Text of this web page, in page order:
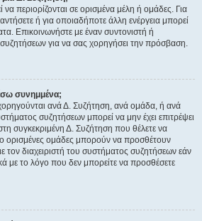
να περιορίζονται σε ορισμένα μέλη ή ομάδες. Για
ή για οποιαδήποτε άλλη ενέργεια μπορεί
Επικοινωνήστε με έναν συντονιστή ή
συζητήσεων για να σας χορηγήσει την πρόσβαση.
συνημμένα;
ανά Δ. Συζήτηση, ανά ομάδα, ή ανά
συζητήσεων μπορεί να μην έχει επιτρέψει
συγκεκριμένη Δ. Συζήτηση που θέλετε να
ορισμένες ομάδες μπορούν να προσθέτουν
τον διαχειριστή του συστήματος συζητήσεων εάν
με το λόγο που δεν μπορείτε να προσθέσετε